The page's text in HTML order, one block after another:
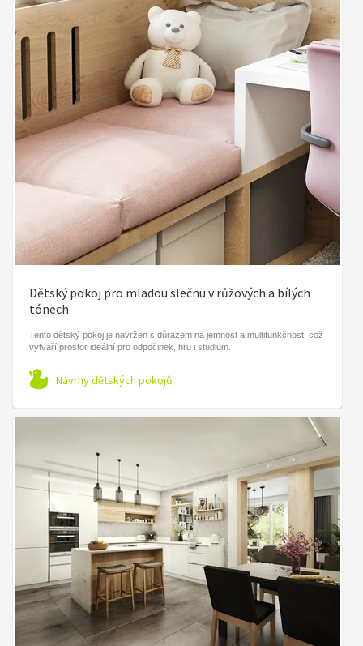
Dětský pokoj pro mladou slečnu v růžových a bílých
tónech
Tento dětský pokoj je navržen s důrazem na jemnost a multifunkčnost, což
vytváří prostor ideální pro odpočinek, hru i studium.
Návrhy dětských pokojů